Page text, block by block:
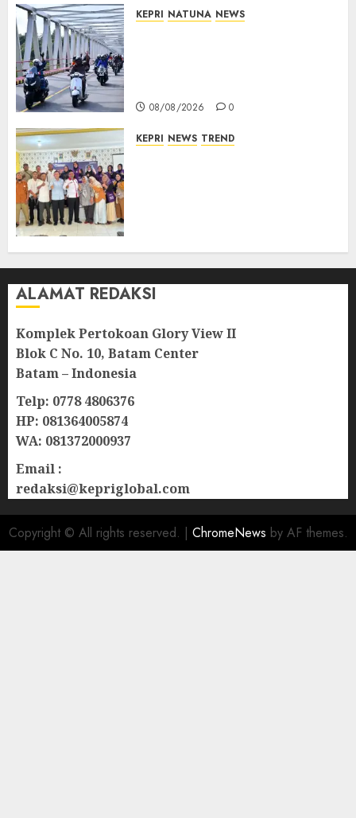
KEPRI NATUNA NEWS
08/08/2026 0
KEPRI NEWS TREND
08/08/2026 0
ALAMAT REDAKSI
Komplek Pertokoan Glory View II
Blok C No. 10, Batam Center
Batam – Indonesia
Telp: 0778 4806376
HP: 081364005874
WA: 081372000937
Email :
redaksi@kepriglobal.com
Copyright © All rights reserved. | ChromeNews by AF themes.